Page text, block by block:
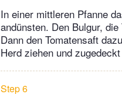
In einer mittleren Pfanne
andünsten. Den Bulgur,
Dann den Tomatensaft
Herd ziehen und
Step 6